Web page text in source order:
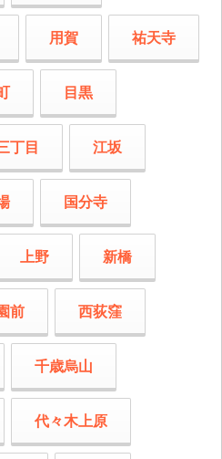
用賀 祐天寺
目黒
丁目 江坂
国分寺
上野 新橋
前 西荻窪
千歳烏山
代々木上原